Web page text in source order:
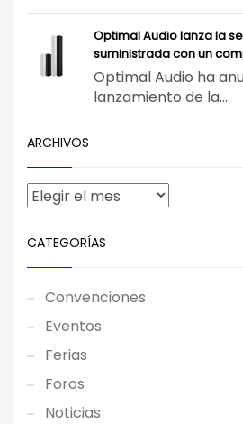
Optimal Audio lanza la
suministrada con un
Optimal Audio ha
lanzamiento de la...
ARCHIVOS
CATEGORÍAS
Convenciones
Eventos
Ferias
Foros
Noticias